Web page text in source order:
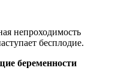
непроходимость
бесплодие.
беременности